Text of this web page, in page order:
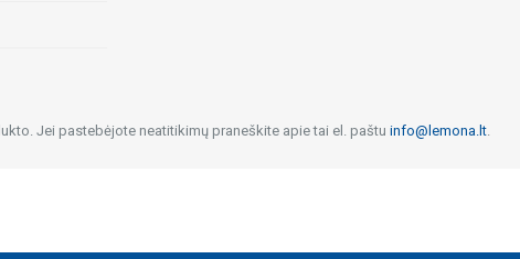
Jei pastebėjote neatitikimų praneškite apie tai el. paštu info@lemona.lt.